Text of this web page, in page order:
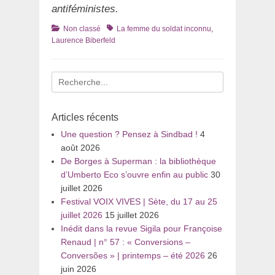
antiféministes.
Catégories
Non classé TagsLa femme du soldat inconnu,
Laurence Biberfeld
Recherche
pour
Articles récents
Une question ? Pensez à Sindbad ! 4
août 2026
De Borges à Superman : la bibliothèque
d’Umberto Eco s’ouvre enfin au public 30
juillet 2026
Festival VOIX VIVES | Sète, du 17 au 25
juillet 2026 15 juillet 2026
Inédit dans la revue Sigila pour Françoise
Renaud | n° 57 : « Conversions –
Conversões » | printemps – été 2026 26
juin 2026